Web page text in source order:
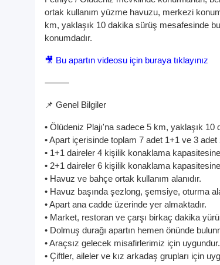
ortak kullanım yüzme havuzu, merkezi
km, yaklaşık 10 dakika sürüş mesafesinde
konumdadır.
🎥 Bu apartın videosu için buraya tıklayınız
⸻
📌 Genel Bilgiler
• Ölüdeniz Plajı'na sadece 5 km, yaklaşık
• Apart içerisinde toplam 7 adet 1+1 ve 3 adet
• 1+1 daireler 4 kişilik konaklama
• 2+1 daireler 6 kişilik konaklama
• Havuz ve bahçe ortak kullanım alanıdır.
• Havuz başında şezlong, şemsiye, oturma
• Apart ana cadde üzerinde yer almaktadır.
• Market, restoran ve çarşı birkaç dakika
• Dolmuş durağı apartın hemen önünde
• Araçsız gelecek misafirlerimiz için uygundur.
• Çiftler, aileler ve kız arkadaş grupları için